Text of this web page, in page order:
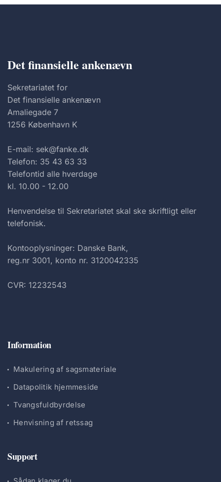
Det finansielle ankenævn
Sekretariatet for
Det finansielle ankenævn
Amaliegade 7
1256 København K
E-mail: sek@fanke.dk
Telefon: 35 43 63 33
Telefontid alle hverdage
kl. 10.00 - 12.00
Henvendelse til Sekretariatet skal ske skriftligt eller
telefonisk.
Kontooplysninger: Danske Bank,
reg.nr 3001, konto nr. 3120042335
CVR: 12232543
Information
Makulering af sagsmateriale
Datapolitik hjemmeside
Tvangsfuldbyrdelse
Henvisning af retssag
Support